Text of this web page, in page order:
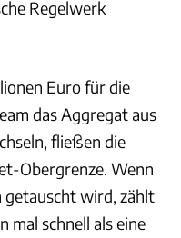
Regelwerk
Euro für die
das Aggregat aus
fließen die
Obergrenze. Wenn
getauscht wird, zählt
mal schnell als eine